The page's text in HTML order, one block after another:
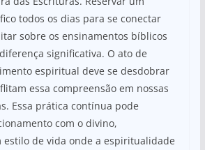
todos os dias para se conectar
sobre os ensinamentos bíblicos
significativa. O ato de
espiritual deve se desdobrar
essa compreensão em nossas
Essa prática contínua pode
com o divino,
estilo de vida onde a espiritualidade